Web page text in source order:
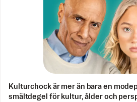
Kulturchock är mer än bara en
smältdegel för kultur, ålder och